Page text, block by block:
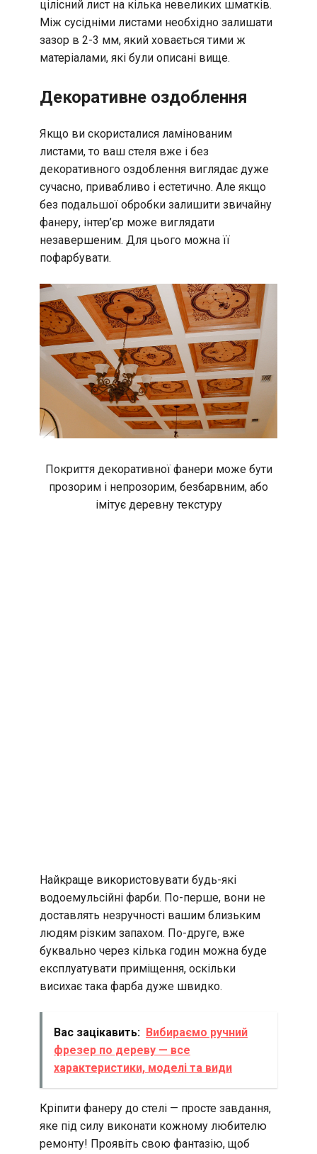
цілісний лист на кілька невеликих шматків.
Між сусідніми листами необхідно залишати
зазор в 2-3 мм, який ховається тими ж
матеріалами, які були описані вище.
Декоративне оздоблення
Якщо ви скористалися ламінованим
листами, то ваш стеля вже і без
декоративного оздоблення виглядає дуже
сучасно, привабливо і естетично. Але якщо
без подальшої обробки залишити звичайну
фанеру, інтер’єр може виглядати
незавершеним. Для цього можна її
пофарбувати.
Покриття декоративної фанери може бути
прозорим і непрозорим, безбарвним, або
імітує деревну текстуру
Найкраще використовувати будь-які
водоемульсійні фарби. По-перше, вони не
доставлять незручності вашим близьким
людям різким запахом. По-друге, вже
буквально через кілька годин можна буде
експлуатувати приміщення, оскільки
висихає така фарба дуже швидко.
Вас зацікавить: Вибираємо ручний
фрезер по дереву — все
характеристики, моделі та види
Кріпити фанеру до стелі — просте завдання,
яке під силу виконати кожному любителю
ремонту! Проявіть свою фантазію, щоб